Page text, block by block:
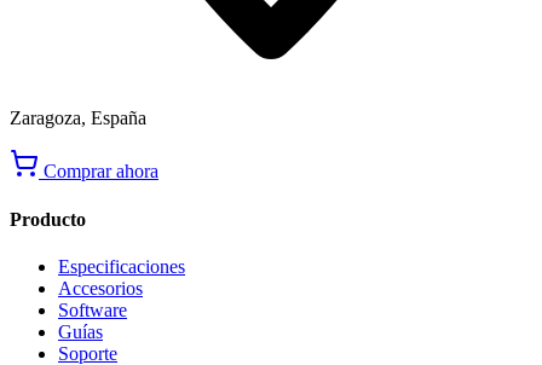
Zaragoza, España
Comprar ahora
Producto
Especificaciones
Accesorios
Software
Guías
Soporte